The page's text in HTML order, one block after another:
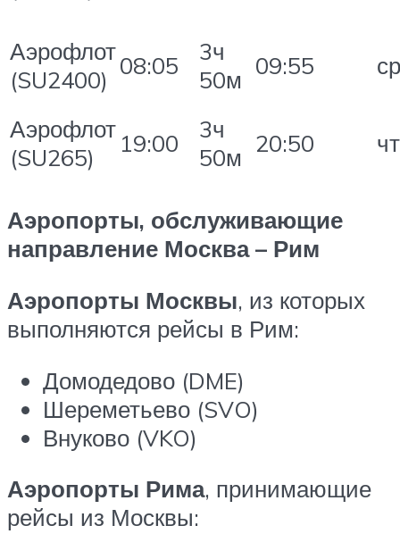
Аэрофлот
(SU2400) 08:05
3ч
50м 09:55 ср
Аэрофлот
(SU265)
19:00
3ч
50м 20:50 чт
Аэропорты, обслуживающие
направление Москва – Рим
Аэропорты Москвы, из которых
выполняются рейсы в Рим:
Домодедово (DME)
Шереметьево (SVO)
Внуково (VKO)
Аэропорты Рима, принимающие
рейсы из Москвы: